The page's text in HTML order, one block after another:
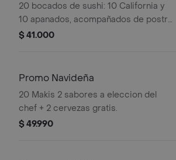
20 bocados de sushi: 10 California y
10 apanados, acompañados de postre
del día y bebida de la casa.
$ 41.000
Promo Navideña
20 Makis 2 sabores a eleccion del
chef + 2 cervezas gratis.
$ 49.990